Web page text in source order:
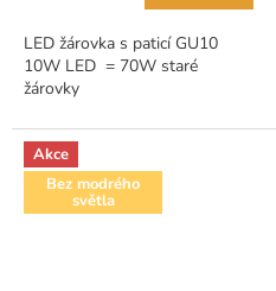
LED žárovka s paticí GU10
10W LED = 70W staré
žárovky
Akce
Bez modrého
světla